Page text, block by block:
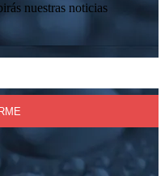
nuestras noticias